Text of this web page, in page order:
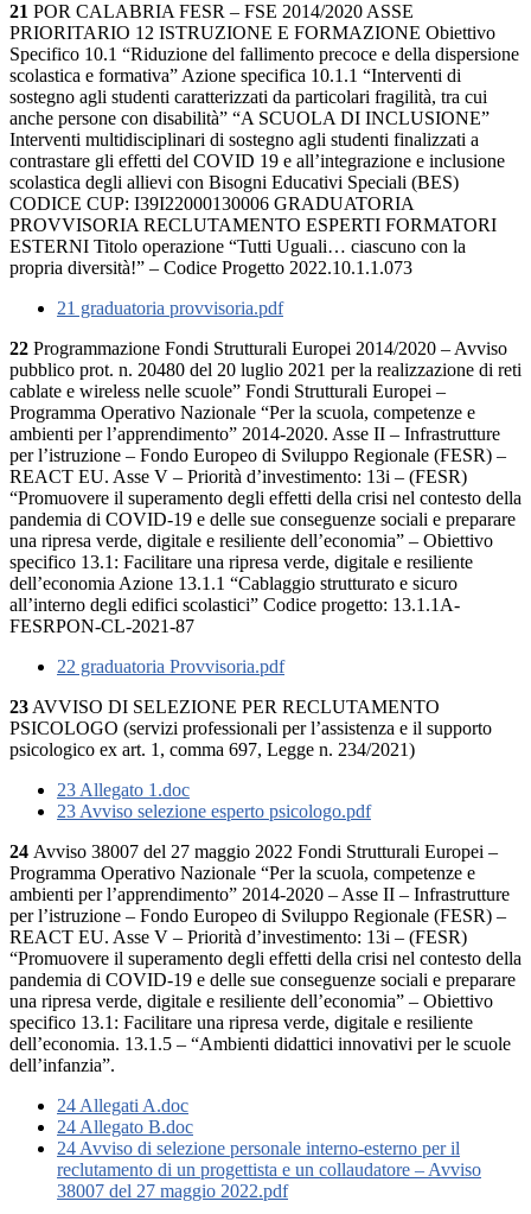
21 POR CALABRIA FESR – FSE 2014/2020 ASSE
PRIORITARIO 12 ISTRUZIONE E FORMAZIONE Obiettivo
Specifico 10.1 “Riduzione del fallimento precoce e della dispersione
scolastica e formativa” Azione specifica 10.1.1 “Interventi di
sostegno agli studenti caratterizzati da particolari fragilità, tra cui
anche persone con disabilità” “A SCUOLA DI INCLUSIONE”
Interventi multidisciplinari di sostegno agli studenti finalizzati a
contrastare gli effetti del COVID 19 e all’integrazione e inclusione
scolastica degli allievi con Bisogni Educativi Speciali (BES)
CODICE CUP: I39I22000130006 GRADUATORIA
PROVVISORIA RECLUTAMENTO ESPERTI FORMATORI
ESTERNI Titolo operazione “Tutti Uguali… ciascuno con la
propria diversità!” – Codice Progetto 2022.10.1.1.073
21 graduatoria provvisoria.pdf
22 Programmazione Fondi Strutturali Europei 2014/2020 – Avviso
pubblico prot. n. 20480 del 20 luglio 2021 per la realizzazione di reti
cablate e wireless nelle scuole” Fondi Strutturali Europei –
Programma Operativo Nazionale “Per la scuola, competenze e
ambienti per l’apprendimento” 2014-2020. Asse II – Infrastrutture
per l’istruzione – Fondo Europeo di Sviluppo Regionale (FESR) –
REACT EU. Asse V – Priorità d’investimento: 13i – (FESR)
“Promuovere il superamento degli effetti della crisi nel contesto della
pandemia di COVID-19 e delle sue conseguenze sociali e preparare
una ripresa verde, digitale e resiliente dell’economia” – Obiettivo
specifico 13.1: Facilitare una ripresa verde, digitale e resiliente
dell’economia Azione 13.1.1 “Cablaggio strutturato e sicuro
all’interno degli edifici scolastici” Codice progetto: 13.1.1A-
FESRPON-CL-2021-87
22 graduatoria Provvisoria.pdf
23 AVVISO DI SELEZIONE PER RECLUTAMENTO
PSICOLOGO (servizi professionali per l’assistenza e il supporto
psicologico ex art. 1, comma 697, Legge n. 234/2021)
23 Allegato 1.doc
23 Avviso selezione esperto psicologo.pdf
24 Avviso 38007 del 27 maggio 2022 Fondi Strutturali Europei –
Programma Operativo Nazionale “Per la scuola, competenze e
ambienti per l’apprendimento” 2014-2020 – Asse II – Infrastrutture
per l’istruzione – Fondo Europeo di Sviluppo Regionale (FESR) –
REACT EU. Asse V – Priorità d’investimento: 13i – (FESR)
“Promuovere il superamento degli effetti della crisi nel contesto della
pandemia di COVID-19 e delle sue conseguenze sociali e preparare
una ripresa verde, digitale e resiliente dell’economia” – Obiettivo
specifico 13.1: Facilitare una ripresa verde, digitale e resiliente
dell’economia. 13.1.5 – “Ambienti didattici innovativi per le scuole
dell’infanzia”.
24 Allegati A.doc
24 Allegato B.doc
24 Avviso di selezione personale interno-esterno per il
reclutamento di un progettista e un collaudatore – Avviso
38007 del 27 maggio 2022.pdf